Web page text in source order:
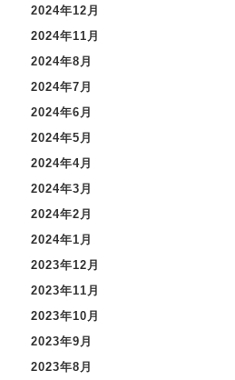
2024年12月
2024年11月
2024年8月
2024年7月
2024年6月
2024年5月
2024年4月
2024年3月
2024年2月
2024年1月
2023年12月
2023年11月
2023年10月
2023年9月
2023年8月